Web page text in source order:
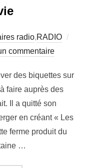
radio,RADIO
commentaire
des biquettes sur
faire auprès des
Il a quitté son
en créant « Les
ferme produit du
…